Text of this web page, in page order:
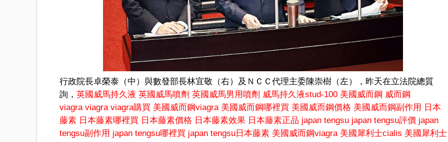
行政院長卓榮泰（中）與數發部長林宜敬（右）及ＮＣＣ代理主委陳崇樹（左），昨天在立法院總質
詢， 英國威馬持久液 英國威馬噴劑 英國威馬男用噴劑 威馬持久液stud-100 美國威而鋼 威而鋼
viagra viagra viagra購買 美國威而鋼viagra 美國威而鋼哪裡買 美國威而鋼價格 美國威而鋼副作用
日本
藤素 日本藤素哪裡買 日本藤素價格 日本藤素效果 日本藤素正品 japan tengsu japan tengsu評價 japan
tengsu副作用 japan tengsu哪裡買 japan tengsu日本藤素 美國威而鋼viagra 美國犀利士cialis 美國犀利士